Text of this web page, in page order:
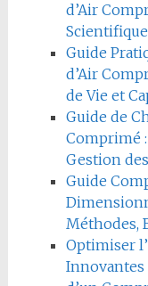
d’Air
Guide
d’Air
de Vie et
Guide de
Comprimé
Gestion
Guide
Méthodes,
Optimiser
Innovantes